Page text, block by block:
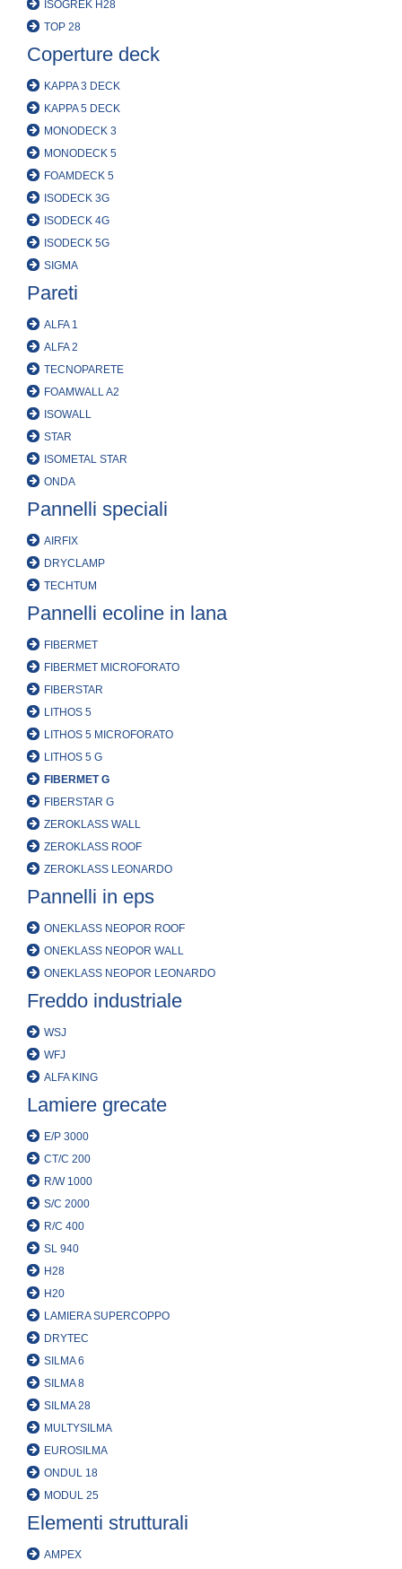
ISOGREK H28
TOP 28
Coperture deck
KAPPA 3 DECK
KAPPA 5 DECK
MONODECK 3
MONODECK 5
FOAMDECK 5
ISODECK 3G
ISODECK 4G
ISODECK 5G
SIGMA
Pareti
ALFA 1
ALFA 2
TECNOPARETE
FOAMWALL A2
ISOWALL
STAR
ISOMETAL STAR
ONDA
Pannelli speciali
AIRFIX
DRYCLAMP
TECHTUM
Pannelli ecoline in lana
FIBERMET
FIBERMET MICROFORATO
FIBERSTAR
LITHOS 5
LITHOS 5 MICROFORATO
LITHOS 5 G
FIBERMET G
FIBERSTAR G
ZEROKLASS WALL
ZEROKLASS ROOF
ZEROKLASS LEONARDO
Pannelli in eps
ONEKLASS NEOPOR ROOF
ONEKLASS NEOPOR WALL
ONEKLASS NEOPOR LEONARDO
Freddo industriale
WSJ
WFJ
ALFA KING
Lamiere grecate
E/P 3000
CT/C 200
R/W 1000
S/C 2000
R/C 400
SL 940
H28
H20
LAMIERA SUPERCOPPO
DRYTEC
SILMA 6
SILMA 8
SILMA 28
MULTYSILMA
EUROSILMA
ONDUL 18
MODUL 25
Elementi strutturali
AMPEX